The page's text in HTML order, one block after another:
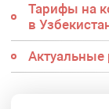
Тарифы на
в